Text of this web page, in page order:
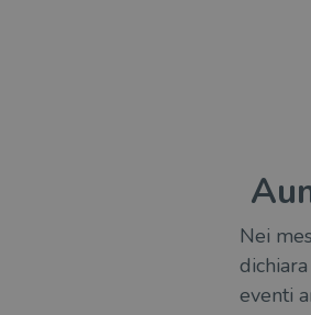
Nei
eventi